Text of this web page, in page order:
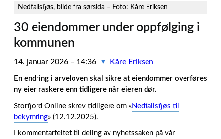
Nedfallsfjøs, bilde fra sørsida – Foto: Kåre Eriksen
30 eiendommer under oppfølging i
kommunen
14. januar 2026 – 14:36 ▼ Kåre Eriksen
En endring i arveloven skal sikre at eiendommer overføres
ny eier raskere enn tidligere når eieren dør.
Storfjord Online skrev tidligere om «Nedfallsfjøs til
bekymring» (12.12.2025).
I kommentarfeltet til deling av nyhetssaken på vår